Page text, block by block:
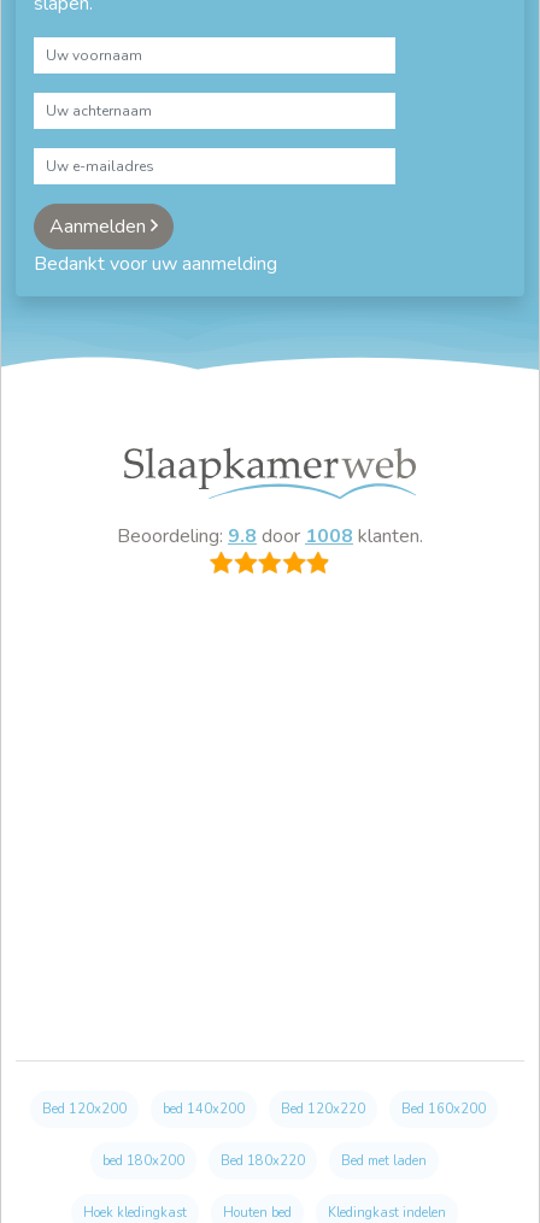
Aanmelden
Bedankt voor uw aanmelding
Beoordeling: 9.8 door 1008 klanten.
Bed 120x200 bed 140x200 Bed 120x220 Bed 160x200
bed 180x200 Bed 180x220 Bed met laden
Hoek kledingkast Houten bed Kledingkast indelen